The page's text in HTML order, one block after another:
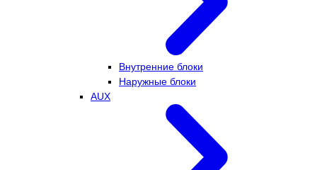
Внутренние блоки
Наружные блоки
AUX